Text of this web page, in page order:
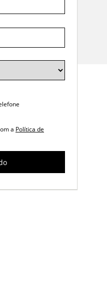
a Política de